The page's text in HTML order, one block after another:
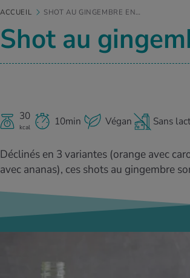
ACCUEIL SHOT AU GINGEMBRE EN…
Shot au
30
kcal 10min Végan Sans
Déclinés en 3 variantes (orange avec
avec ananas), ces shots au gingembre